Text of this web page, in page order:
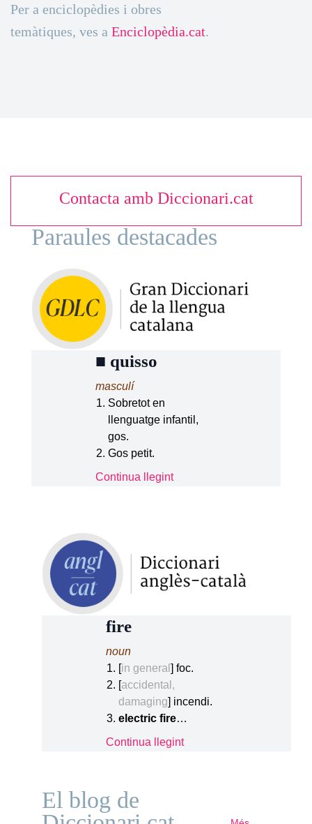
Per a enciclopèdies i obres
temàtiques, ves a Enciclopèdia.cat.
Contacta amb Diccionari.cat
Paraules destacades
■ quisso
masculí
Sobretot en
llenguatge infantil,
gos.
Gos petit.
Continua llegint
fire
noun
[in general ] foc.
[accidental,
damaging] incendi.
electric fire…
Continua llegint
El blog de